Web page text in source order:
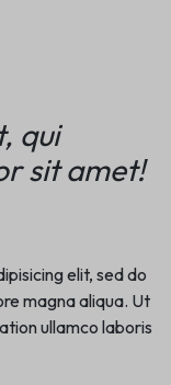
qui
sit amet!
elit, sed do
magna aliqua. Ut
ullamco laboris